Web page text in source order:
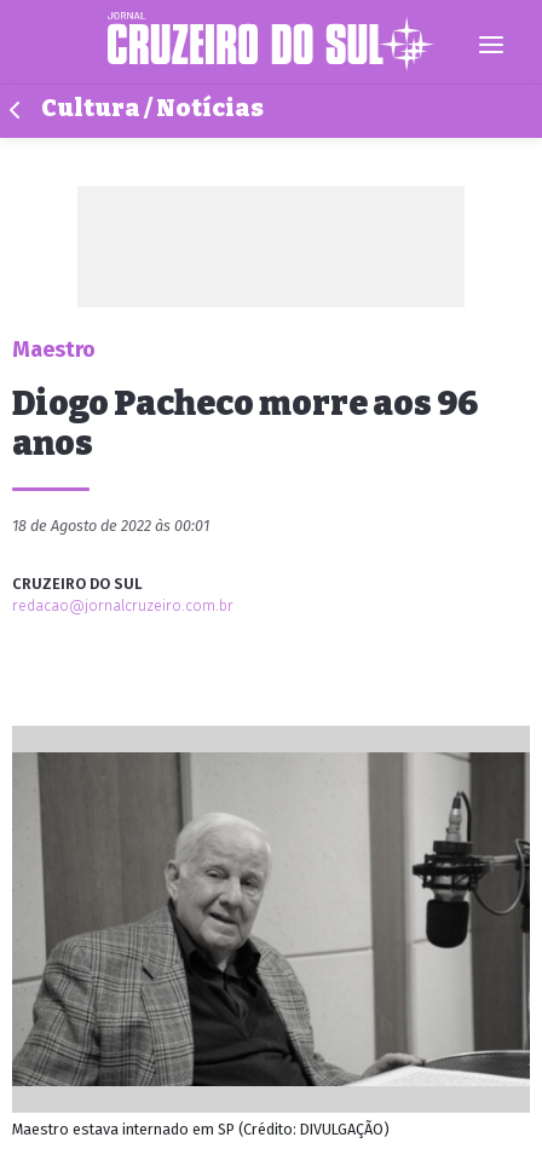
Cultura / Notícias
Maestro
Diogo Pacheco morre aos 96
anos
18 de Agosto de 2022 às 00:01
CRUZEIRO DO SUL
redacao@jornalcruzeiro.com.br
Maestro estava internado em SP (Crédito: DIVULGAÇÃO)